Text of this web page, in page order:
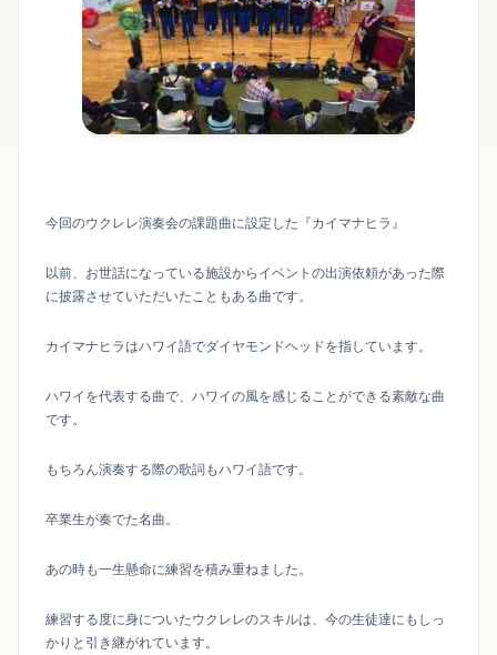
今回のウクレレ演奏会の課題曲に設定した『カイマナヒラ』
以前、お世話になっている施設からイベントの出演依頼があった際
に披露させていただいたこともある曲です。
カイマナヒラはハワイ語でダイヤモンドヘッドを指しています。
ハワイを代表する曲で、ハワイの風を感じることができる素敵な曲
です。
もちろん演奏する際の歌詞もハワイ語です。
卒業生が奏でた名曲。
あの時も一生懸命に練習を積み重ねました。
練習する度に身についたウクレレのスキルは、今の生徒達にもしっ
かりと引き継がれています。